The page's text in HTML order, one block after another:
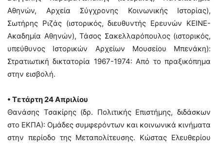
Αθηνών, Αρχεία Σύγχρονης Κοινωνικής Ιστορίας),
Σωτήρης Ριζάς (ιστορικός, διευθυντής Ερευνών ΚΕΙΝΕ-
Ακαδημία Αθηνών), Τάσος Σακελλαρόπουλος (ιστορικός,
υπεύθυνος Ιστορικών Αρχείων Μουσείου Μπενάκη):
Στρατιωτική δικτατορία 1967-1974: Από το πραξικόπημα
στην εισβολή.
• Τετάρτη 24 Απριλίου
Θανάσης Τσακίρης (δρ. Πολιτικής Επιστήμης, διδάσκων
στο ΕΚΠΑ): Ομάδες συμφερόντων και κοινωνικά κινήματα
στην περίοδο της Μεταπολίτευσης. Κώστας Ελευθερίου